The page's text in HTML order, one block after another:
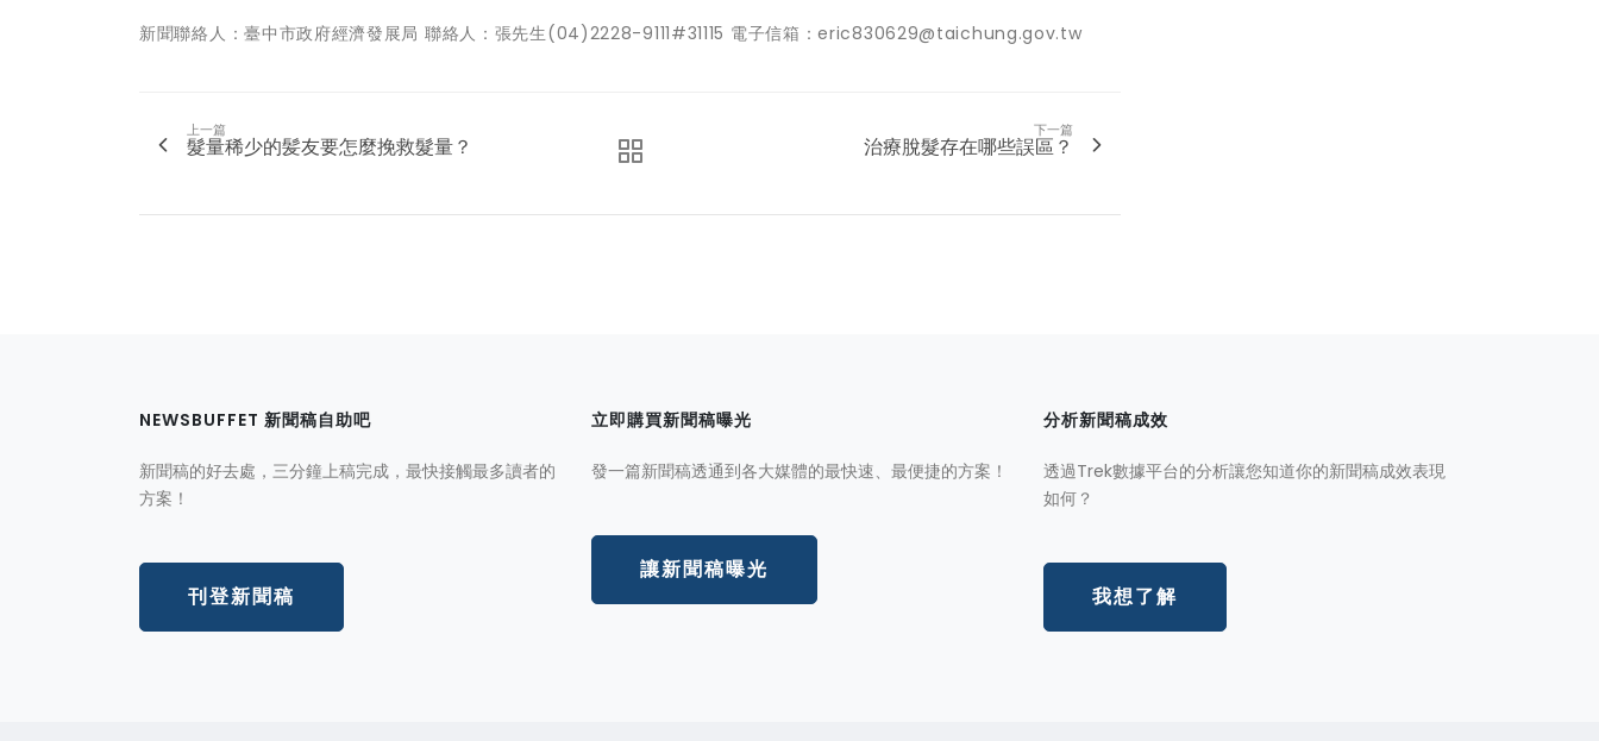
新聞聯絡人：臺中市政府經濟發展局 聯絡人：張先生(04)2228-9111#31115 電子信箱：eric830629@taichung.gov.tw
上一篇
髮量稀少的髪友要怎麼挽救髮量？
下一篇
治療脫髮存在哪些誤區？
NEWSBUFFET 新聞稿自助吧
新聞稿的好去處，三分鐘上稿完成，最快接觸最多讀者的
方案！
刊登新聞稿
立即購買新聞稿曝光
發一篇新聞稿透通到各大媒體的最快速、最便捷的方案！
讓新聞稿曝光
分析新聞稿成效
透過Trek數據平台的分析讓您知道你的新聞稿成效表現
如何？
我想了解